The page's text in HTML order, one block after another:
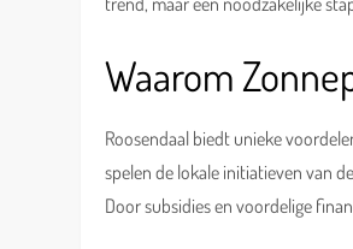
Waarom
Roosendaal biedt unieke
spelen de lokale initiatieven van
Door subsidies en voordelige